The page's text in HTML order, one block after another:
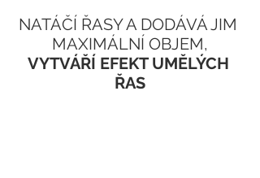
NATÁČÍ ŘASY A DODÁVÁ JIM
MAXIMÁLNÍ OBJEM,
VYTVÁŘÍ EFEKT UMĚLÝCH
ŘAS